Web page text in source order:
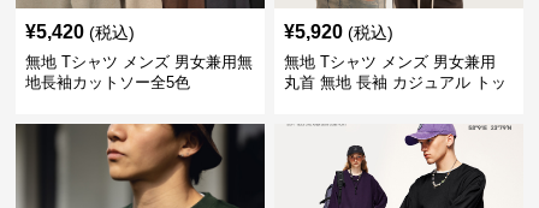
¥5,420 (税込)
無地 Tシャツ メンズ 男女兼用無
地長袖カットソー全5色
¥5,920 (税込)
無地 Tシャツ メンズ 男女兼用
丸首 無地 長袖 カジュアル トッ